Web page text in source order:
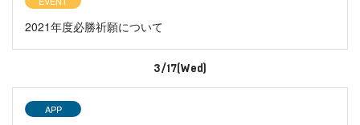
2021年度必勝祈願について
3/17(Wed)
APP